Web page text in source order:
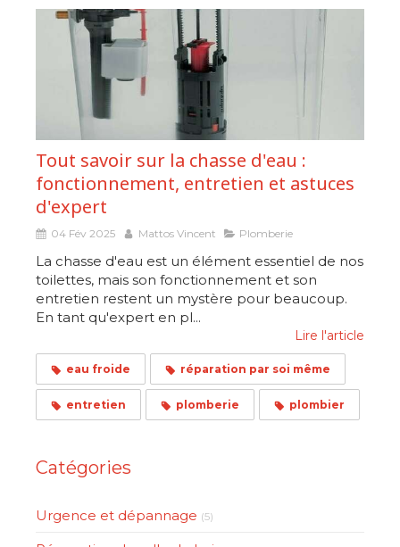
Tout savoir sur la chasse d'eau :
fonctionnement, entretien et astuces
d'expert
04 Fév 2025 Mattos Vincent Plomberie
La chasse d'eau est un élément essentiel de nos
toilettes, mais son fonctionnement et son
entretien restent un mystère pour beaucoup.
En tant qu'expert en pl...
Lire l'article
eau froide réparation par soi même
entretien plomberie plombier
Catégories
Urgence et dépannage (5)